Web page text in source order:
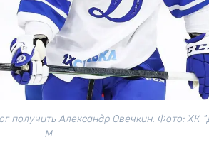
получить Александр Овечкин. Фото: ХК
М